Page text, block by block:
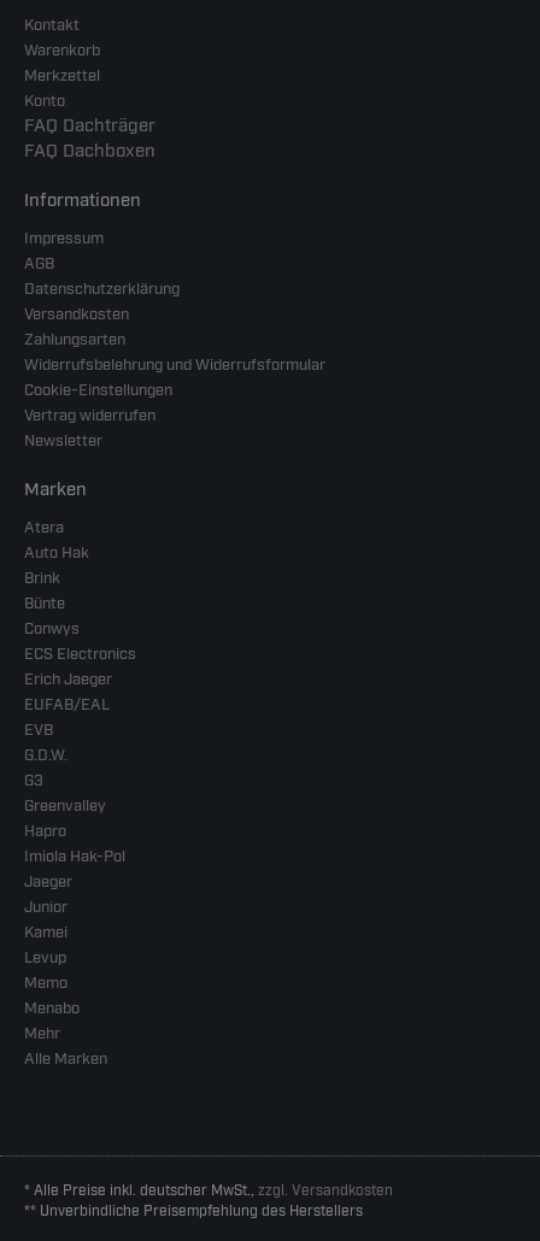
Kontakt
Warenkorb
Merkzettel
Konto
FAQ Dachträger
FAQ Dachboxen
Informationen
Impressum
AGB
Datenschutzerklärung
Versandkosten
Zahlungsarten
Widerrufsbelehrung und Widerrufsformular
Cookie-Einstellungen
Vertrag widerrufen
Newsletter
Marken
Atera
Auto Hak
Brink
Bünte
Conwys
ECS Electronics
Erich Jaeger
EUFAB/EAL
EVB
G.D.W.
G3
Greenvalley
Hapro
Imiola Hak-Pol
Jaeger
Junior
Kamei
Levup
Memo
Menabo
Mehr
Alle Marken
* Alle Preise inkl. deutscher MwSt., zzgl. Versandkosten
** Unverbindliche Preisempfehlung des Herstellers